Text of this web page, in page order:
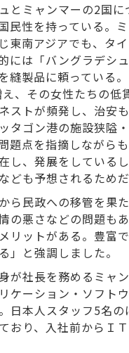
とミャンマーの2国
民性を持っている。
東南アジアでも、タ
には「バングラデシ
縫製品に頼っている
、その女性たちの
ストが頻発し、治安
タゴン港の施設狭隘
題点を指摘しながら
し、発展をしている
ども予想されるため
ら民政への移管を果
の悪さなどの問題も
リットがある。豊富
」と強調しました。
が社長を務めるミャ
ケーション・ソフト
日本人スタッフ5名
おり、入社前からＩ